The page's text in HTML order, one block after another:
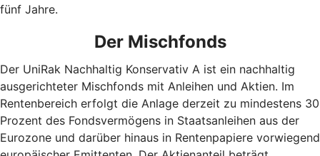
fünf Jahre.
Der Mischfonds
Der UniRak Nachhaltig Konservativ A ist ein nachhaltig
ausgerichteter Mischfonds mit Anleihen und Aktien. Im
Rentenbereich erfolgt die Anlage derzeit zu mindestens 30
Prozent des Fondsvermögens in Staatsanleihen aus der
Eurozone und darüber hinaus in Rentenpapiere vorwiegend